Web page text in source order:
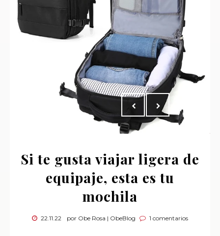
Si te gusta viajar ligera de
equipaje, esta es tu
mochila
22.11.22 por Obe Rosa | ObeBlog 1 comentarios